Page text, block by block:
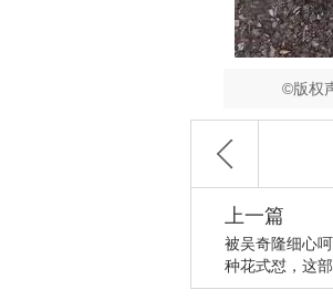
©版权
上一篇
被吴奇隆细心
种花式怼，这